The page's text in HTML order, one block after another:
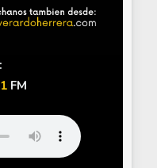
Memes
FM